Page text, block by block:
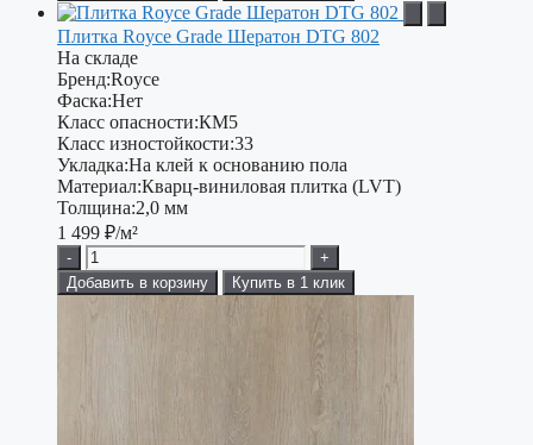
Плитка Royce Grade Шератон DTG 802
На складе
Бренд:Royce
Фаска:Нет
Класс опасности:КМ5
Класс изностойкости:33
Укладка:На клей к основанию пола
Материал:Кварц-виниловая плитка (LVT)
Толщина:2,0 мм
1 499 ₽/м²
-
+
Добавить в корзину
Купить в 1 клик